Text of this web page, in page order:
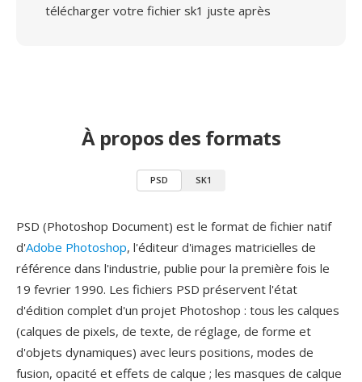
télécharger votre fichier sk1 juste après
À propos des formats
PSD SK1
PSD (Photoshop Document) est le format de fichier natif
d'Adobe Photoshop, l'éditeur d'images matricielles de
référence dans l'industrie, publie pour la première fois le
19 fevrier 1990. Les fichiers PSD préservent l'état
d'édition complet d'un projet Photoshop : tous les calques
(calques de pixels, de texte, de réglage, de forme et
d'objets dynamiques) avec leurs positions, modes de
fusion, opacité et effets de calque ; les masques de calque